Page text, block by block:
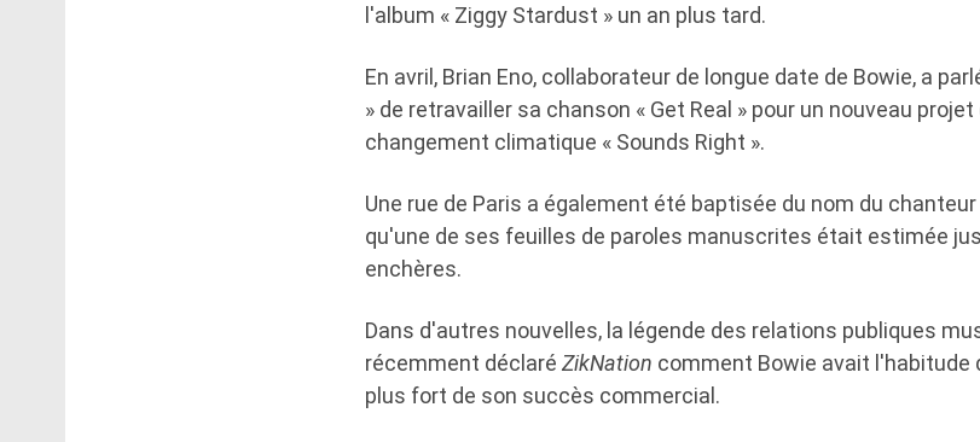
l'album « Ziggy Stardust » un an plus tard.
En avril, Brian Eno, collaborateur de longue date de Bowie, a
» de retravailler sa chanson « Get Real » pour un nouveau
changement climatique « Sounds Right ».
Une rue de Paris a également été baptisée du nom du
qu'une de ses feuilles de paroles manuscrites était estimée
enchères.
Dans d'autres nouvelles, la légende des relations publiques
récemment déclaré ZikNation comment Bowie avait l'habitude
plus fort de son succès commercial.